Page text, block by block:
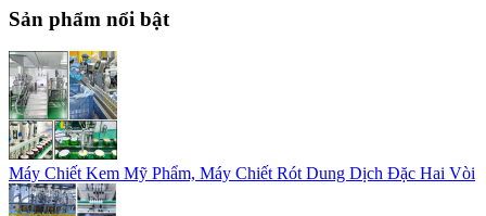
Sản phẩm nổi bật
Máy Chiết Kem Mỹ Phẩm, Máy Chiết Rót Dung Dịch Đặc Hai Vòi